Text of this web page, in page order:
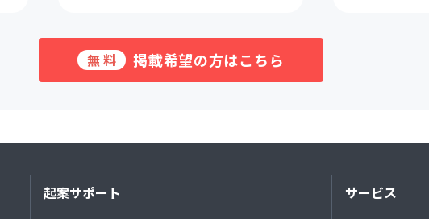
無料 掲載希望の方はこちら
起案サポート サービス